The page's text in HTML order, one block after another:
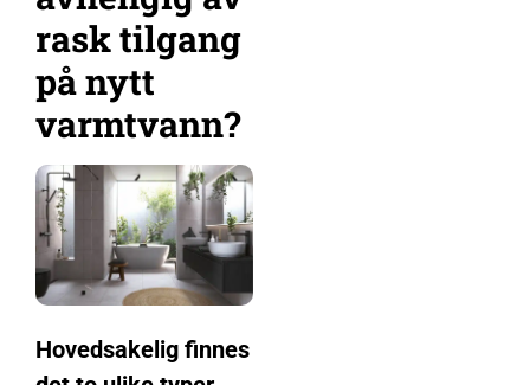
rask tilgang
på nytt
varmtvann?
Hovedsakelig finnes